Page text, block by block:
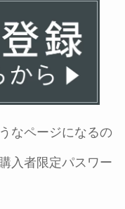
なページになるの
入者限定パスワー